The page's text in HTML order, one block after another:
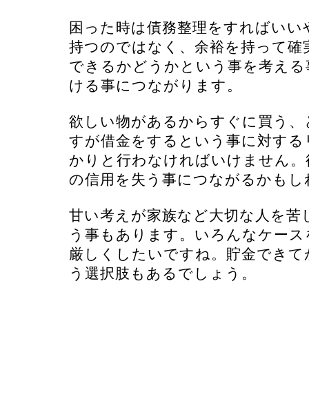
困った時は債務整理をすればい
持つのではなく、余裕を持って確
できるかどうかという事を考え
ける事につながります。
欲しい物があるからすぐに買う
すが借金をするという事に対す
かりと行わなければいけません
の信用を失う事につながるかもし
甘い考えが家族など大切な人を苦
う事もあります。いろんなケー
厳しくしたいですね。貯金でき
う選択肢もあるでしょう。